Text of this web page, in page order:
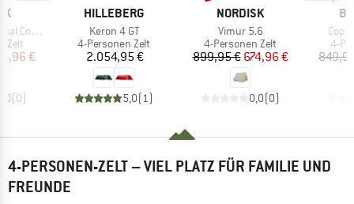
Tent
Zelt
Preis
€
(0)
MARKE
HILLEBERG
Artikel
Keron 4 GT
Produktgruppe
4-Personen Zelt
Preis
2.054,95 €
5,0(1)
MARKE
NORDISK
Artikel
Vimur 5.6
Produktgruppe
4-Personen Zelt
Preis
899,95 €reduzierter Preis
674,96 €
0,0(0)
4-
4-PERSONEN-ZELT – VIEL PLATZ FÜR FAMILIE UND
FREUNDE